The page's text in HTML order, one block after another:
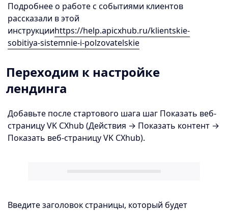
Подробнее о работе с событиями клиентов
рассказали в этой
инструкцииhttps://help.apicxhub.ru/klientskie-
sobitiya-sistemnie-i-polzovatelskie
Переходим к настройке
лендинга
Добавьте после стартового шага шаг Показать веб-
страницу VK CXhub (Действия → Показать контент →
Показать веб-страницу VK CXhub).
Введите заголовок страницы, который будет